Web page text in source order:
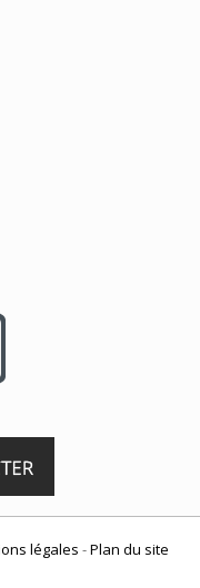
légales -Plan du site